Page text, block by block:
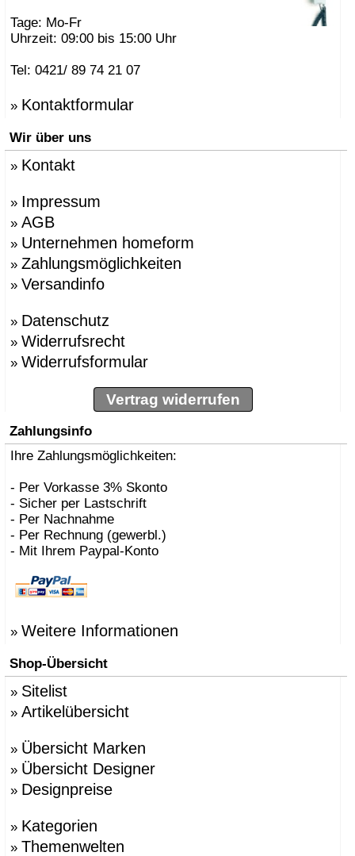
Tage: Mo-Fr
Uhrzeit: 09:00 bis 15:00 Uhr
Tel: 0421/ 89 74 21 07
» Kontaktformular
Wir über uns
» Kontakt
» Impressum
» AGB
» Unternehmen homeform
» Zahlungsmöglichkeiten
» Versandinfo
» Datenschutz
» Widerrufsrecht
» Widerrufsformular
Vertrag widerrufen
Zahlungsinfo
Ihre Zahlungsmöglichkeiten:
- Per Vorkasse 3% Skonto
- Sicher per Lastschrift
- Per Nachnahme
- Per Rechnung (gewerbl.)
- Mit Ihrem Paypal-Konto
» Weitere Informationen
Shop-Übersicht
» Sitelist
» Artikelübersicht
» Übersicht Marken
» Übersicht Designer
» Designpreise
» Kategorien
» Themenwelten